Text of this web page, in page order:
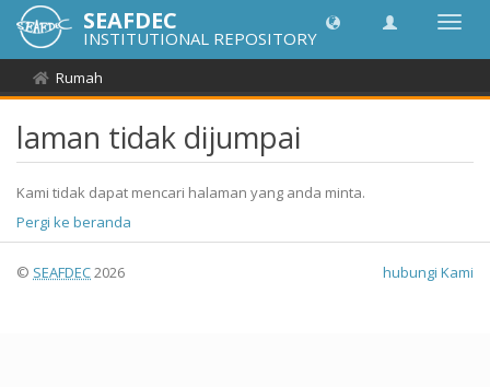
SEAFDEC
INSTITUTIONAL REPOSITORY
Rumah
laman tidak dijumpai
Kami tidak dapat mencari halaman yang anda minta.
Pergi ke beranda
© SEAFDEC2026 hubungi Kami